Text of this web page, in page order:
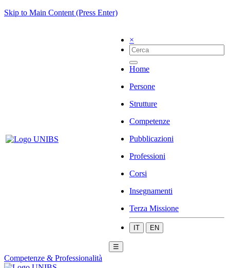
Skip to Main Content (Press Enter)
×
Home
Persone
Strutture
Competenze
Pubblicazioni
Professioni
Corsi
Insegnamenti
Terza Missione
IT EN
☰
Competenze & Professionalità